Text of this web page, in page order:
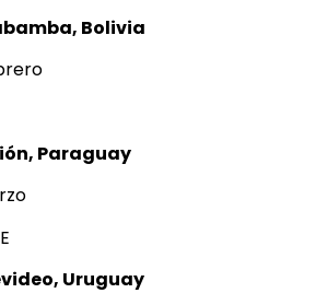
Bolivia
Paraguay
Uruguay